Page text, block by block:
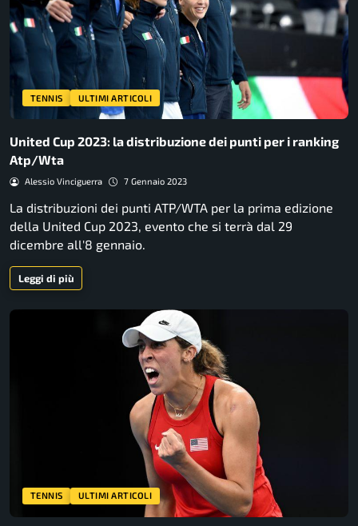
TENNIS ULTIMI ARTICOLI
United Cup 2023: la distribuzione dei punti per i ranking
Atp/Wta
Alessio Vinciguerra 7 Gennaio 2023
La distribuzioni dei punti ATP/WTA per la prima edizione
della United Cup 2023, evento che si terrà dal 29
dicembre all'8 gennaio.
Leggi di più
TENNIS ULTIMI ARTICOLI